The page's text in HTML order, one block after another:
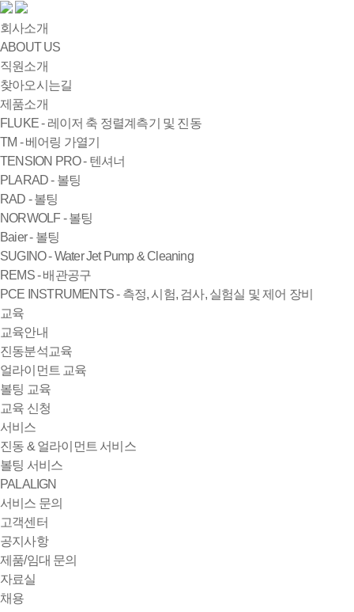
회사소개
ABOUT US
직원소개
찾아오시는길
제품소개
FLUKE - 레이저 축 정렬계측기 및 진동
TM - 베어링 가열기
TENSION PRO - 텐셔너
PLARAD - 볼팅
RAD - 볼팅
NORWOLF - 볼팅
Baier - 볼팅
SUGINO - Water Jet Pump & Cleaning
REMS - 배관공구
PCE INSTRUMENTS - 측정, 시험, 검사, 실험실 및 제어 장비
교육
교육안내
진동분석교육
얼라이먼트 교육
볼팅 교육
교육 신청
서비스
진동 & 얼라이먼트 서비스
볼팅 서비스
PALALIGN
서비스 문의
고객센터
공지사항
제품/임대 문의
자료실
채용